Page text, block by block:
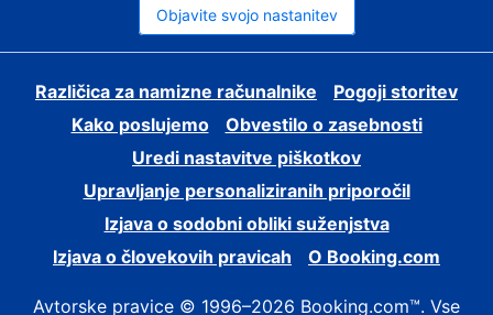
Objavite svojo nastanitev
Različica za namizne računalnike
Pogoji storitev
Kako poslujemo
Obvestilo o zasebnosti
Uredi nastavitve piškotkov
Upravljanje personaliziranih priporočil
Izjava o sodobni obliki suženjstva
Izjava o človekovih pravicah
O Booking.com
Avtorske pravice © 1996–2026 Booking.com™. Vse